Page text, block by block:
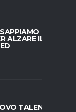
ALZARE IL
TALENTO